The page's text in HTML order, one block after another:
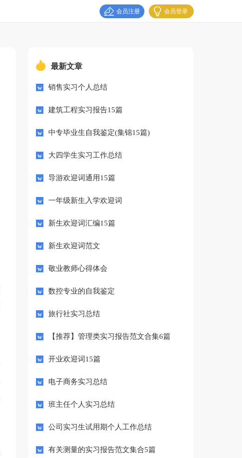
会员登录
会员注册
最新文章
销售实习个人总结
建筑工程实习报告15篇
中专毕业生自我鉴定(集锦15篇)
大四学生实习工作总结
导游欢迎词通用15篇
一年级新生入学欢迎词
新生欢迎词汇编15篇
新生欢迎词范文
敬业教师心得体会
数控专业的自我鉴定
旅行社实习总结
【推荐】管理类实习报告范文合集6篇
开业欢迎词15篇
电子商务实习总结
班主任个人实习总结
公司实习生试用期个人工作总结
有关测量的实习报告范文集合5篇